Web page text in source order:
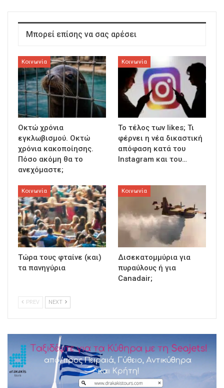
Μπορεί επίσης να σας αρέσει
Κοινωνία
Οκτώ χρόνια
εγκλωβισμού. Οκτώ
χρόνια κακοποίησης.
Πόσο ακόμη θα το
ανεχόμαστε;
Κοινωνία
To τέλος των likes; Τι
φέρνει η νέα δικαστική
απόφαση κατά του
Instagram και του…
Κοινωνία
Τώρα τους φταίνε (και)
τα πανηγύρια
Κοινωνία
Δισεκατομμύρια για
πυραύλους ή για
Canadair;
PREV NEXT